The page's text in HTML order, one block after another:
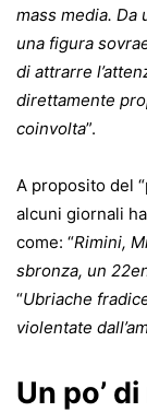
mass media. Da
una figura
di attrarre
direttamente
coinvolta”.
A proposito del
alcuni giornali
come: “Rimini,
sbronza, un
“Ubriache
violentate
Un po’